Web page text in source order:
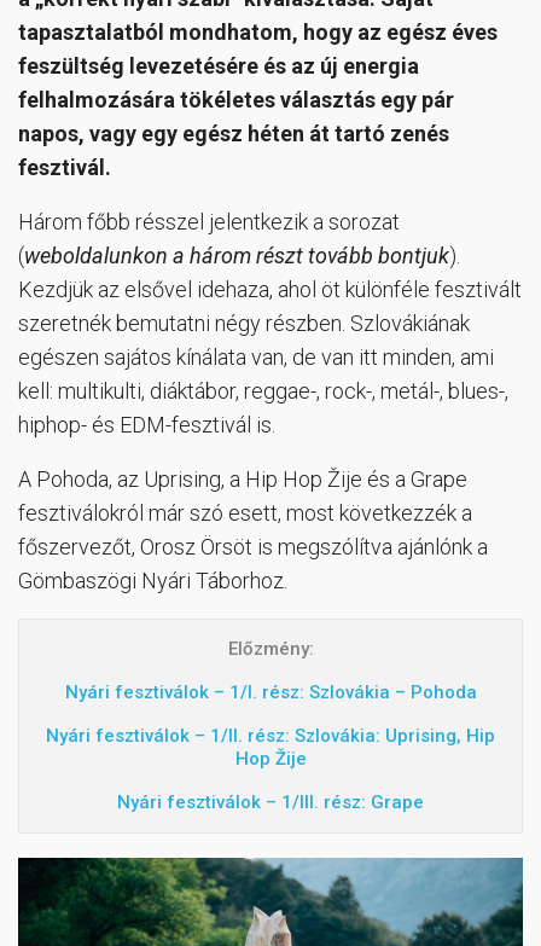
tapasztalatból mondhatom, hogy az egész éves
feszültség levezetésére és az új energia
felhalmozására tökéletes választás egy pár
napos, vagy egy egész héten át tartó zenés
fesztivál.
Három főbb résszel jelentkezik a sorozat
(weboldalunkon a három részt tovább bontjuk).
Kezdjük az elsővel idehaza, ahol öt különféle fesztivált
szeretnék bemutatni négy részben. Szlovákiának
egészen sajátos kínálata van, de van itt minden, ami
kell: multikulti, diáktábor, reggae-, rock-, metál-, blues-,
hiphop- és EDM-fesztivál is.
A Pohoda, az Uprising, a Hip Hop Žije és a Grape
fesztiválokról már szó esett, most következzék a
főszervezőt, Orosz Örsöt is megszólítva ajánlónk a
Gömbaszögi Nyári Táborhoz.
Előzmény:
Nyári fesztiválok – 1/I. rész: Szlovákia – Pohoda
Nyári fesztiválok – 1/II. rész: Szlovákia: Uprising, Hip
Hop Žije
Nyári fesztiválok – 1/III. rész: Grape